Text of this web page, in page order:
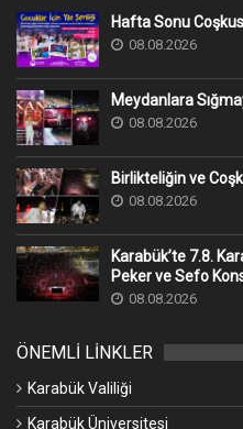
Hafta Sonu
08.08.2026
Meydanlara
08.08.2026
Birlikteliğin ve
08.08.2026
Karabük’te 7.8.
Peker ve Sefo
08.08.2026
ÖNEMLİ LİNKLER
Karabük Valiliği
Karabük Üniversitesi